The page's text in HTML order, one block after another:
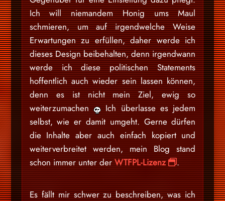
Ich will niemandem Honig ums Maul
schmieren, um auf irgendwelche Weise
Erwartungen zu erfüllen, daher werde ich
dieses Design beibehalten, denn irgendwann
werde ich diese politischen Statements
hoffentlich auch wieder sein lassen können,
denn es ist nicht mein Ziel, ewig so
weiterzumachen
Ich überlasse es jedem
selbst, wie er damit umgeht. Gerne dürfen
die Inhalte aber auch einfach kopiert und
weiterverbreitet werden, mein Blog stand
schon immer unter derWTFPL-Lizenz .
Es fällt mir schwer zu beschreiben, was ich